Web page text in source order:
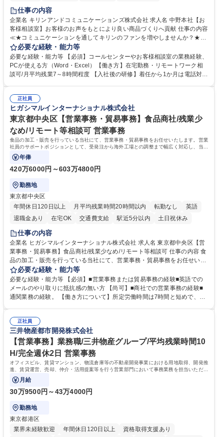
仕事の内容
企業名 キリンアンドコミュニケーションズ株式会社 求人名 中野本社【お
客様相談室】お客様のお声をもとにより良い商品づくりへ貢献 仕事の内容
≪★コミュニケーションを通してキリンのファンを増やしませんか？★≫
お客様のお声をより良い商品づくりに活かしていく上で、窓口となるお客
様相談室でのお仕事です。 日々お客様からいただくキリングループへのご
意見を、企業活動に活かしています。お客様からの声に迅速かつ誠意をも
って対応、情報提供するとともにグループ内活動に反映しています。 【具
平均100件前後■メール・手紙：同上40件前後 募集職種 中野本社【お客様
相談室】お客様のお声をもとにより良い商品づくりへ貢献
必要な経験・能力等
必要な経験・能力等 【必須】コールセンターやお客様相談室の業務経験、
PCが使える方（Word・Excel）【働き方】在宅勤務・リモートワーク相
談可/月平均残業7～8時間程度 【入社後の研修】着任から1か月は電話対応
すのでご安心ください。 【当社について】キリングループの広報機能を担
う会社として、お客様との出会いを大切にし、磨き上げたホスピタリティ
を込めてコミュニケーションをとりながら広報関連業務を行っておりま
す。 学歴・資格 学歴：大学院 大学 高専 短大 専修学校 高校 語学力： 資
格：
正社員
ヒガシマルインターナショナル株式会社
東京都中央区【営業事務・貿易事務】食品商社/残業少
なめ/リモート等相談可 営業事務
食品の加工・販売を行っている当社にて、営業事務・貿易事務をお任せいたします。営業
社員のサポートポジションとして、受発注から海外工場との調整まで幅広く対応し、当社
事業の根幹を支えていただきます。
年俸
420万6000円～603万4800円
勤務地
東京都中央区
年間休日120日以上
月平均残業時間20時間以内 転勤なし
英語
退職金あり
在宅OK 交通費支給 駅近5分以内 土日祝休み
仕事の内容
企業名 ヒガシマルインターナショナル株式会社 求人名 東京都中央区【営
業事務・貿易事務】食品商社/残業少なめ/リモート等相談可 仕事の内容 食
品の加工・販売を行っている当社にて、営業事務・貿易事務をお任せいた
します。営業社員のサポートポジションとして、受発注から海外工場との
調整まで幅広く対応し、当社事業の根幹を支えていただきます。 ■受発注
業務、請求書発行 ■海外工場とのスケジュール調整 ■在庫管理 ■輸入書類
の確認・作成 ■配送手配 ■通関業者を通して行う輸出入業全般 ■倉庫との
ルプロデュースしているため、商品に関わる全ての業務をサポート頂きま
す。 募集職種 東京都中央区【営業事務・貿易事務】食品商社/残業少なめ/
リモート等相談可
必要な経験・能力等
必要な経験・能力等 【必須】■営業事務または貿易事務の経験■英語での
メールのやり取りに抵抗感の無い方 【尚可】■商社での営業事務の経験■
通関業務の経験。 【働き方について】所定労働時間は7時間と短めで、残
の強み】1991年の設立以来、外食産業を中心としたお客様の多様なニー
ズに沿った冷凍水産物等の生産・輸入・販売を一貫して手掛けています。
自社工場と海外拠点の強固な連携によるワンストップサービスが最大の強
みです。 学歴・資格 学歴：大学院 大学 語学力：英語 資格：
正社員
三井物産都市開発株式会社
【営業事務】業務職/三井物産グループ/平均残業時間10
H/完全週休2日 営業事務
オフィスビル、賃貸マンション、物流倉庫等の不動産開発事業における用地取得、開発推
進、賃貸運営、売却、仲介・活用提案等を行う営業部門において事務業務を担当いただき
ます。
月給
30万9500円～43万4000円
勤務地
東京都港区
業界未経験歓迎
年間休日120日以上
資格取得支援あり